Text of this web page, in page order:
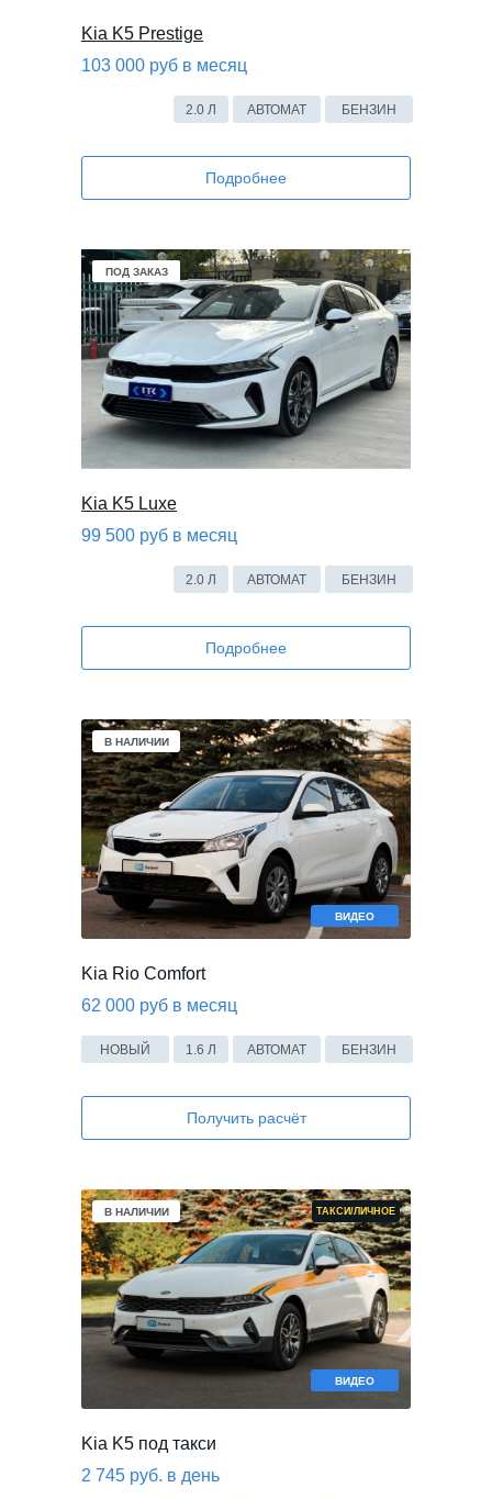
Kia K5 Prestige
103 000 руб в месяц
2.0 Л АВТОМАТ БЕНЗИН
Подробнее
Kia K5 Luxe
99 500 руб в месяц
2.0 Л АВТОМАТ БЕНЗИН
Подробнее
В НАЛИЧИИ
ПОД ЗАКАЗ
ПОД ЗАКАЗ
Kia Rio Comfort
62 000 руб в месяц
Kia K5 под такси
2 745 руб. в день
Получить расчёт
1.6 Л АВТОМАТ БЕНЗИН
НОВЫЙ
В НАЛИЧИИ
В НАЛИЧИИ ТАКСИ/ЛИЧНОЕ
ВИДЕО
ВИДЕО